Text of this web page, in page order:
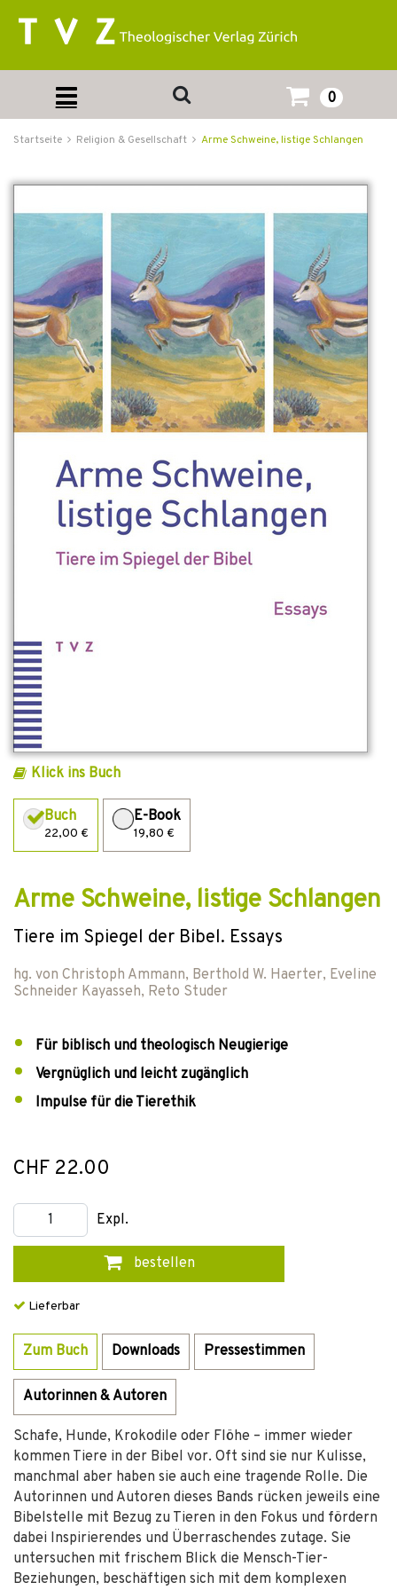
0
Startseite Religion & Gesellschaft Arme Schweine, listige Schlangen
Klick ins Buch
Buch
22,00 €
E-Book
19,80 €
Arme Schweine, listige Schlangen
Tiere im Spiegel der Bibel. Essays
hg. von Christoph Ammann, Berthold W. Haerter, Eveline
Schneider Kayasseh, Reto Studer
Für biblisch und theologisch Neugierige
Vergnüglich und leicht zugänglich
Impulse für die Tierethik
CHF 22.00
Expl.
bestellen
Lieferbar
Zum Buch Downloads Pressestimmen
Autorinnen & Autoren
Schafe, Hunde, Krokodile oder Flöhe – immer wieder
kommen Tiere in der Bibel vor. Oft sind sie nur Kulisse,
manchmal aber haben sie auch eine tragende Rolle. Die
Autorinnen und Autoren dieses Bands rücken jeweils eine
Bibelstelle mit Bezug zu Tieren in den Fokus und fördern
dabei Inspirierendes und Überraschendes zutage. Sie
untersuchen mit frischem Blick die Mensch-Tier-
Beziehungen, beschäftigen sich mit dem komplexen